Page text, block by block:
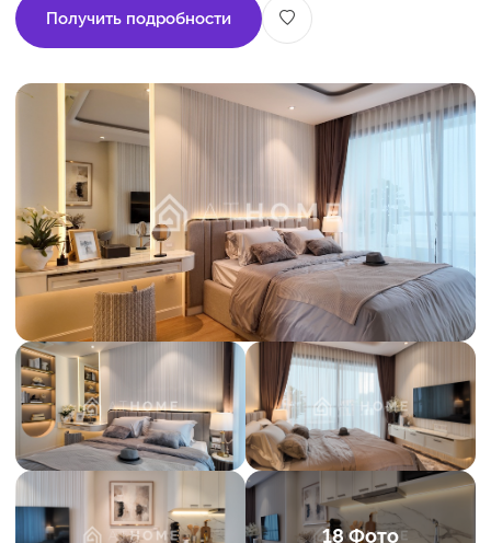
Получить подробности
18 Фото